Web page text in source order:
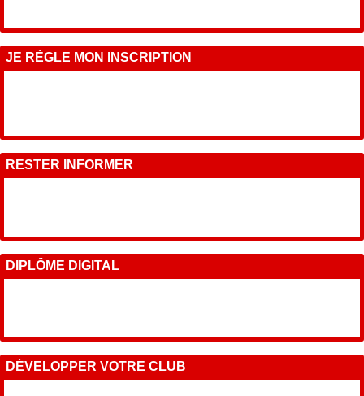
JE RÈGLE MON INSCRIPTION
RESTER INFORMER
DIPLÔME DIGITAL
DÉVELOPPER VOTRE CLUB